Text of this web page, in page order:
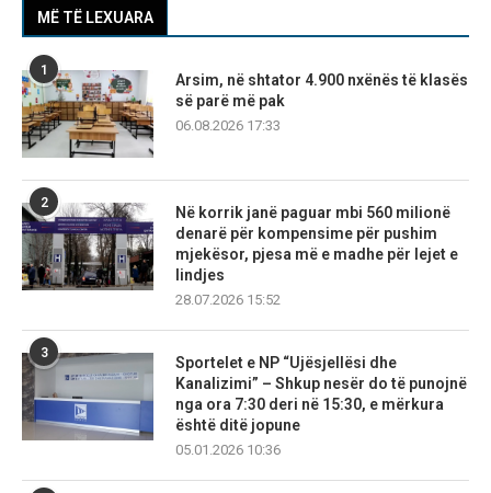
MË TË LEXUARA
1
Arsim, në shtator 4.900 nxënës të klasës
së parë më pak
06.08.2026 17:33
2
Në korrik janë paguar mbi 560 milionë
denarë për kompensime për pushim
mjekësor, pjesa më e madhe për lejet e
lindjes
28.07.2026 15:52
3
Sportelet e NP “Ujësjellësi dhe
Kanalizimi” – Shkup nesër do të punojnë
nga ora 7:30 deri në 15:30, e mërkura
është ditë jopune
05.01.2026 10:36